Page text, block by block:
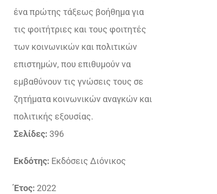
ένα πρώτης τάξεως βοήθημα για
τις φοιτήτριες και τους φοιτητές
των κοινωνικών και πολιτικών
επιστημών, που επιθυμούν να
εμβαθύνουν τις γνώσεις τους σε
ζητήματα κοινωνικών αναγκών και
πολιτικής εξουσίας.
Σελίδες: 396
Εκδότης: Εκδόσεις Διόνικος
Έτος: 2022